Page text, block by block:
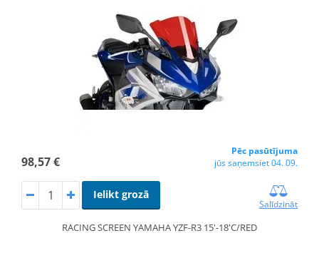
98,57 €
Pēc pasūtījuma
jūs saņemsiet 04. 09.
Ielikt grozā
Salīdzināt
RACING SCREEN YAMAHA YZF-R3 15'-18'C/RED